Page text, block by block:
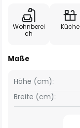
Wohnberei
ch
Küche
Maße
Breite (cm):
Höhe (cm):